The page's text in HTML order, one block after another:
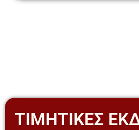
ΤΙΜΗΤΙΚΕΣ